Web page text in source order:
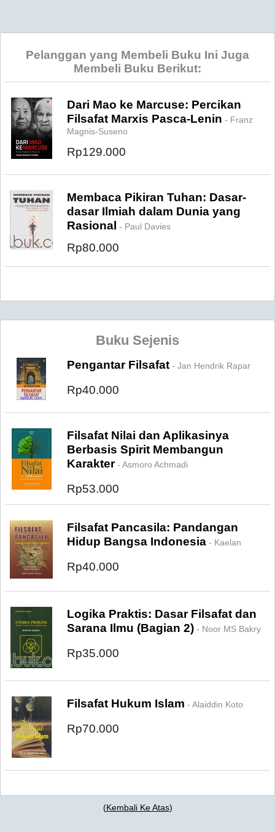
Pelanggan yang Membeli Buku Ini Juga
Membeli Buku Berikut:
Dari Mao ke Marcuse: Percikan
Filsafat Marxis Pasca-Lenin - Franz
Magnis-Suseno
Rp129.000
Membaca Pikiran Tuhan: Dasar-
dasar Ilmiah dalam Dunia yang
Rasional - Paul Davies
Rp80.000
Buku Sejenis
Pengantar Filsafat - Jan Hendrik Rapar
Rp40.000
Filsafat Nilai dan Aplikasinya
Berbasis Spirit Membangun
Karakter- Asmoro Achmadi
Rp53.000
Filsafat Pancasila: Pandangan
Hidup Bangsa Indonesia - Kaelan
Rp40.000
Logika Praktis: Dasar Filsafat dan
Sarana Ilmu (Bagian 2) - Noor MS Bakry
Rp35.000
Filsafat Hukum Islam - Alaiddin Koto
Rp70.000
(Kembali Ke Atas)